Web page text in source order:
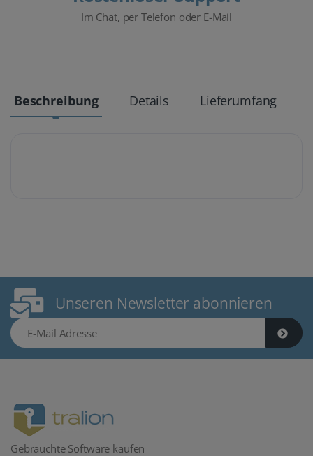
Im Chat, per Telefon oder E-Mail
Beschreibung Details Lieferumfang
Unseren Newsletter abonnieren
E-Mail Adresse
Gebrauchte Software kaufen